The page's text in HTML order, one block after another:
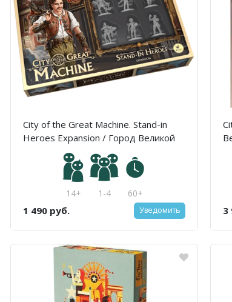
City of the Great Machine. Stand-in
Heroes Expansion / Город Великой
машины. Последователи
14+ 1-4 60+
1 490 руб. Уведомить 3